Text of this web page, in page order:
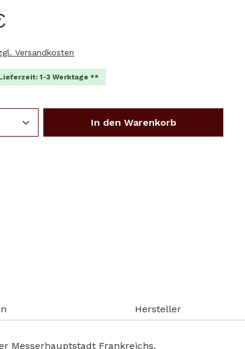
Versandkosten
1-3 Werktage **
Gib den gewünschten Wert
In den Warenkorb
Hersteller
Messerhauptstadt Frankreichs.